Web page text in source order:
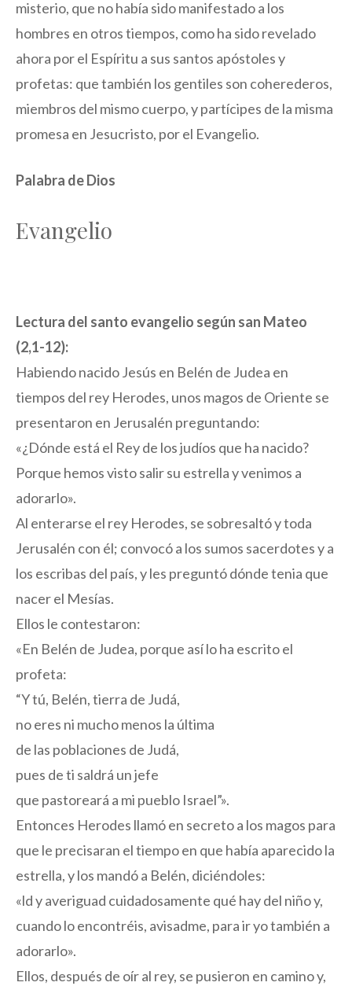
misterio, que no había sido manifestado a los
hombres en otros tiempos, como ha sido revelado
ahora por el Espíritu a sus santos apóstoles y
profetas: que también los gentiles son coherederos,
miembros del mismo cuerpo, y partícipes de la misma
promesa en Jesucristo, por el Evangelio.
Palabra de Dios
Evangelio
Lectura del santo evangelio según san Mateo
(2,1-12):
Habiendo nacido Jesús en Belén de Judea en
tiempos del rey Herodes, unos magos de Oriente se
presentaron en Jerusalén preguntando:
«¿Dónde está el Rey de los judíos que ha nacido?
Porque hemos visto salir su estrella y venimos a
adorarlo».
Al enterarse el rey Herodes, se sobresaltó y toda
Jerusalén con él; convocó a los sumos sacerdotes y a
los escribas del país, y les preguntó dónde tenia que
nacer el Mesías.
Ellos le contestaron:
«En Belén de Judea, porque así lo ha escrito el
profeta:
“Y tú, Belén, tierra de Judá,
no eres ni mucho menos la última
de las poblaciones de Judá,
pues de ti saldrá un jefe
que pastoreará a mi pueblo Israel”».
Entonces Herodes llamó en secreto a los magos para
que le precisaran el tiempo en que había aparecido la
estrella, y los mandó a Belén, diciéndoles:
«ld y averiguad cuidadosamente qué hay del niño y,
cuando lo encontréis, avisadme, para ir yo también a
adorarlo».
Ellos, después de oír al rey, se pusieron en camino y,